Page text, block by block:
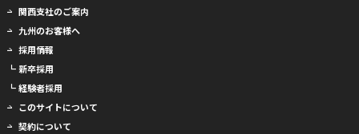
関西支社のご案内
九州のお客様へ
採用情報
┗ 新卒採用
┗ 経験者採用
このサイトについて
契約について